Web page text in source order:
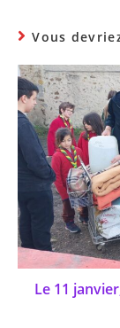
Vous
Le 11